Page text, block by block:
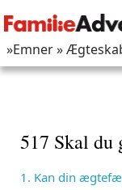
»Emner»
517 Skal du
1. Kan din